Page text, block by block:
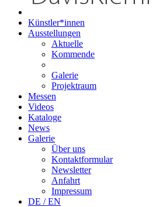
Künstler*innen
Ausstellungen
Aktuelle
Kommende
Galerie
Projektraum
Messen
Videos
Kataloge
News
Galerie
Über uns
Kontaktformular
Newsletter
Anfahrt
Impressum
DE / EN